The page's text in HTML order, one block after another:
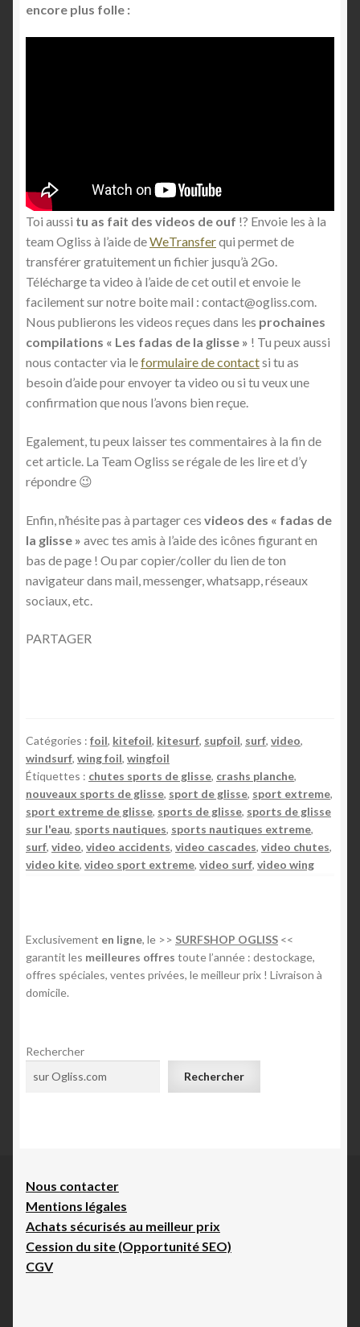
encore plus folle :
Toi aussi tu as fait des videos de ouf !? Envoie les à la
team Ogliss à l’aide deWeTransferqui permet de
transférer gratuitement un fichier jusqu’à 2Go.
Télécharge ta video à l’aide de cet outil et envoie le
facilement sur notre boite mail : contact@ogliss.com.
Nous publierons les videos reçues dans les prochaines
compilations « Les fadas de la glisse » ! Tu peux aussi
nous contacter via leformulaire de contactsi tu as
besoin d’aide pour envoyer ta video ou si tu veux une
confirmation que nous l’avons bien reçue.
Egalement, tu peux laisser tes commentaires à la fin de
cet article. La Team Ogliss se régale de les lire et d’y
répondre 😉
Enfin, n’hésite pas à partager ces videos des « fadas de
la glisse » avec tes amis à l’aide des icônes figurant en
bas de page ! Ou par copier/coller du lien de ton
navigateur dans mail, messenger, whatsapp, réseaux
sociaux, etc.
PARTAGER
Catégories : foil, kitefoil, kitesurf, supfoil, surf, video,
windsurf, wing foil, wingfoil
Étiquettes : chutes sports de glisse, crashs planche,
nouveaux sports de glisse, sport de glisse, sport extreme,
sport extreme de glisse, sports de glisse, sports de glisse
sur l'eau, sports nautiques, sports nautiques extreme,
surf, video, video accidents, video cascades, video chutes,
video kite, video sport extreme, video surf, video wing
Exclusivement en ligne, le >> SURFSHOP OGLISS <<
garantit les meilleures offres toute l’année : destockage,
offres spéciales, ventes privées, le meilleur prix ! Livraison à
domicile.
Rechercher
Rechercher
Nous contacter
Mentions légales
Achats sécurisés au meilleur prix
Cession du site (Opportunité SEO)
CGV